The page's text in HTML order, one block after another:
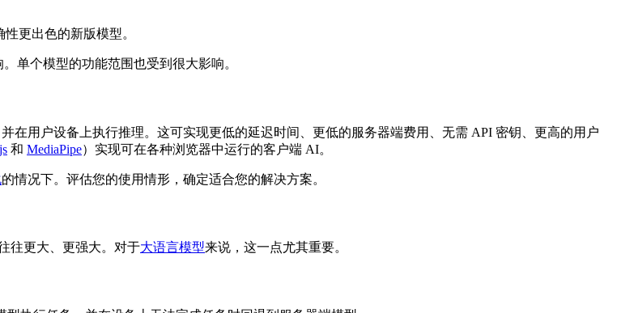
更出色的新版模型。
单个模型的功能范围也受到很大影响。
在用户设备上执行推理。这可实现更低的延迟时间、更低的服务器端费用、无需 API 密钥、更高的用户
和 MediaPipe）实现可在各种浏览器中运行的客户端 AI。
的情况下。评估您的使用情形，确定适合您的解决方案。
往更大、更强大。对于大语言模型来说，这一点尤其重要。